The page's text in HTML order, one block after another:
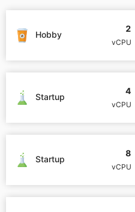
MySQL
Node-RED
Node.js
OpenSearch
Hobby
2
vCPU
Startup
4
vCPU
Startup
8
vCPU